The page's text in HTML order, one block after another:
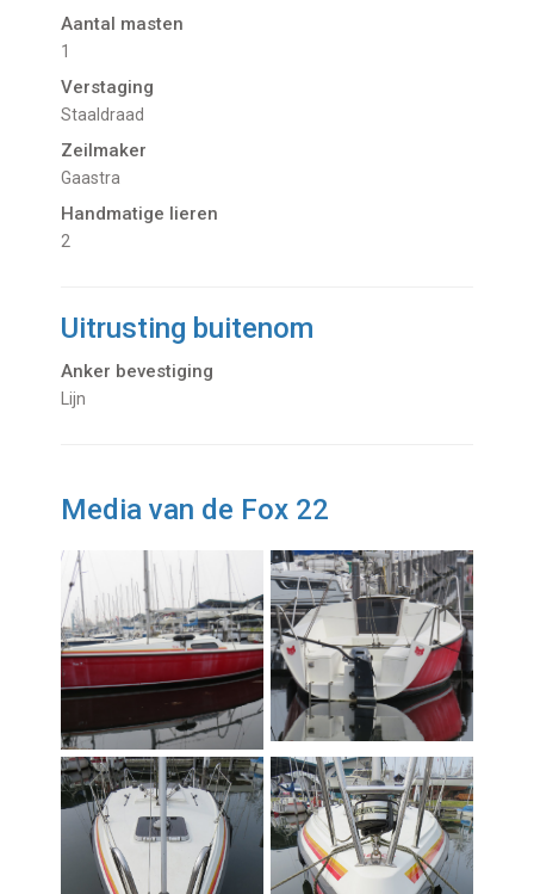
Aantal masten
1
Verstaging
Staaldraad
Zeilmaker
Gaastra
Handmatige lieren
2
Uitrusting buitenom
Anker bevestiging
Lijn
Media van de Fox 22